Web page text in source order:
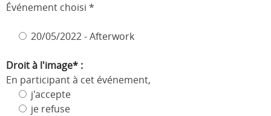
Événement choisi *
20/05/2022 - Afterwork
Droit à l'image* :
En participant à cet événement,
j'accepte
je refuse